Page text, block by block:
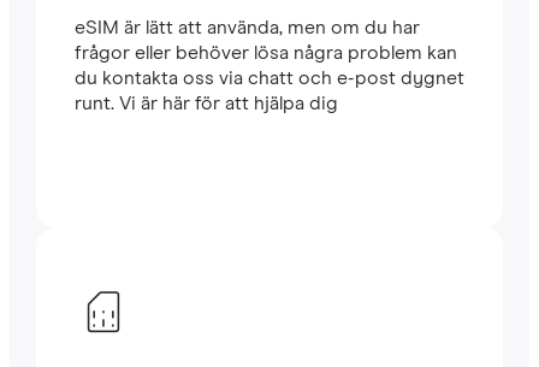
eSIM är lätt att använda, men om du har
frågor eller behöver lösa några problem kan
du kontakta oss via chatt och e-post dygnet
runt. Vi är här för att hjälpa dig